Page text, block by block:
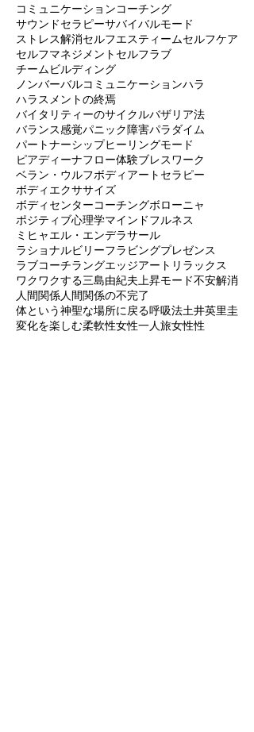
エンパワーメント カール・ユング
クリエイティブモードグループセッション
コミュニケーションコーチング
サウンドセラピー サバイバルモード
ストレス解消セルフエスティーム
セルフマネジメント セルフラブ
チームビルディング
ノンバーバルコミュニケーション ハラ
ハラスメントの終焉
バイタリティーのサイクルバザリア法
バランス感覚パニック障害パラダイム
パートナーシップヒーリングモード
ピアディーナフロー体験
ベラン・ウルフボディアートセラピー
ボディエクササイズ
ボディセンターコーチング ボローニャ
ポジティブ心理学マインドフルネス
ミヒャエル・エンデ ラサール
ラショナルビリーフラビングプレゼンス
ラブコーチ ラングエッジアート
ワクワクする三島由紀夫上昇モード不安解消
人間関係 人間関係の不完了